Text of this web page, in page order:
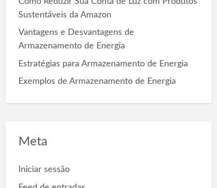
Sustentáveis da Amazon
Vantagens e Desvantagens de
Armazenamento de Energia
Estratégias para Armazenamento de Energia
Exemplos de Armazenamento de Energia
Meta
Iniciar sessão